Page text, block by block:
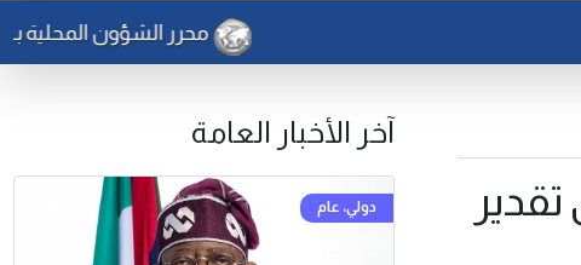
محرر الشؤون المحلية بـ (وال)
آخر الأخبار العامة